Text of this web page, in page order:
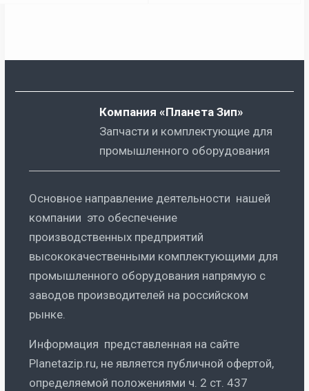
Компания «Планета Зип»
Запчасти и комплектующие для
промышленного оборудования
Основное направление деятельности нашей
компании это обеспечение
производственных предприятий
высококачественными комплектующими для
промышленного оборудования напрямую с
заводов производителей на российском
рынке.
Информация представленная на сайте
Planetazip.ru, не является публичной офертой,
определяемой положениями ч. 2 ст. 437